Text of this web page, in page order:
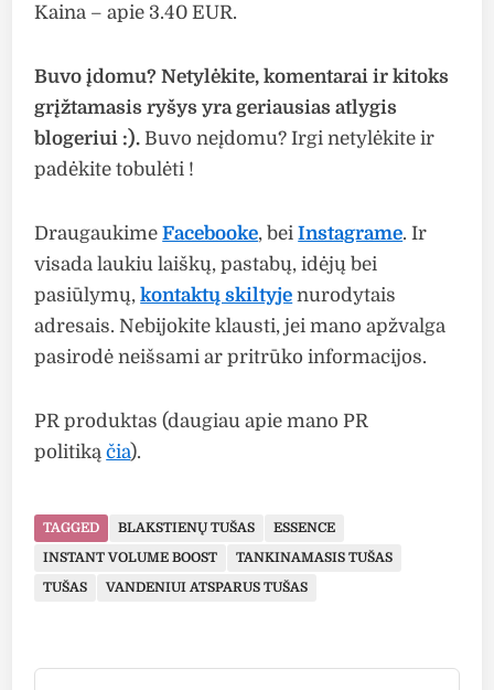
Kaina – apie 3.40 EUR.
Buvo įdomu? Netylėkite, komentarai ir kitoks
grįžtamasis ryšys yra geriausias atlygis
blogeriui :). Buvo neįdomu? Irgi netylėkite ir
padėkite tobulėti !
DraugaukimeFacebooke, beiInstagrame. Ir
visada laukiu laiškų, pastabų, idėjų bei
pasiūlymų,kontaktų skiltyje nurodytais
adresais. Nebijokite klausti, jei mano apžvalga
pasirodė neišsami ar pritrūko informacijos.
PR produktas (daugiau apie mano PR
politikąčia).
TAGGED BLAKSTIENŲ TUŠAS
ESSENCE
INSTANT VOLUME BOOST
TANKINAMASIS TUŠAS
TUŠAS
VANDENIUI ATSPARUS TUŠAS